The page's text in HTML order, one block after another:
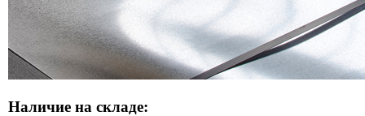
Наличие на складе: